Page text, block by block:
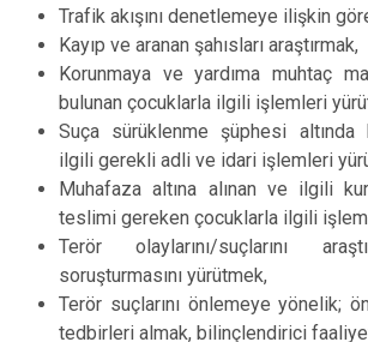
Trafik akışını denetlemeye ilişkin
Kayıp ve aranan şahısları araştırmak,
Korunmaya ve yardıma muhtaç
bulunan çocuklarla ilgili işlemleri
Suça sürüklenme şüphesi altında
ilgili gerekli adli ve idari işlemleri
Muhafaza altına alınan ve ilgili
teslimi gereken çocuklarla ilgili
Terör olaylarını/suçlarını
soruşturmasını yürütmek,
Terör suçlarını önlemeye yönelik;
tedbirleri almak, bilinçlendirici